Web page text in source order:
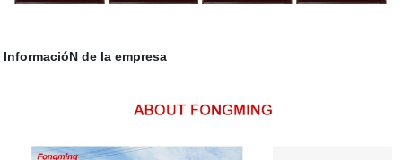
InformacióN de la empresa